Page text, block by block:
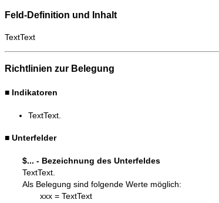
Feld-Definition und Inhalt
TextText
Richtlinien zur Belegung
■ Indikatoren
TextText.
■ Unterfelder
$... - Bezeichnung des Unterfeldes
TextText.
Als Belegung sind folgende Werte möglich:
xxx = TextText